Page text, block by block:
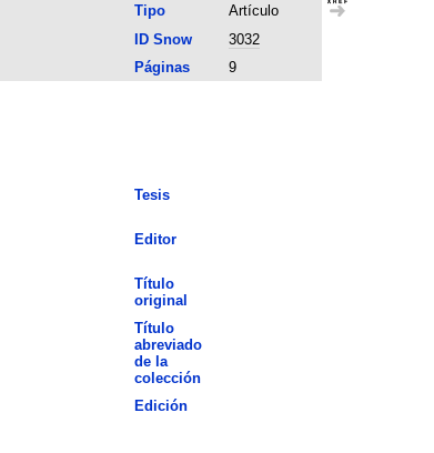
Tipo
Artículo
ID Snow
3032
Páginas
9
Tesis
Editor
Título
original
Título
abreviado
de la
colección
Edición